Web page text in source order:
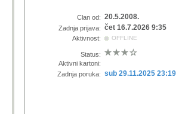
Clan od: 20.5.2008.
Zadnja prijava: čet 16.7.2026 9:35
Aktivnost: OFFLINE
Status:
Aktivni kartoni:
Zadnja poruka: sub 29.11.2025 23:19